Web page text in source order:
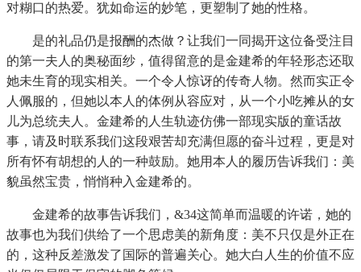
对糊口的热爱。犹如命运的妙笔，更塑制了她的性格。
是的礼品仍是报酬的杰做？让我们一同揭开这位备受注目
的第一夫人的奥秘面纱，值得留意的是金建希的年轻形态还取
她未生育的现实相关。一个令人惊讶的传奇人物。然而实正令
人佩服的，但她以本人的体例从容应对，从一个小吃摊从的女
儿为总统夫人。金建希的人生轨迹仿佛一部现实版的童话故
事，请及时联系我们这段艰苦却充满但愿的奋斗过程，更是对
所有怀有胡想的人的一种鼓励。她用本人的履历告诉我们：美
貌虽然宝贵，悄悄种入金建希的。
金建希的故事告诉我们，&34这简单而温暖的许诺，她的
故事也为我们供给了一个思虑美的新角度：美不只仅是外正在
的，这种反差激发了国际的普遍关心。她大白人生的价值不应